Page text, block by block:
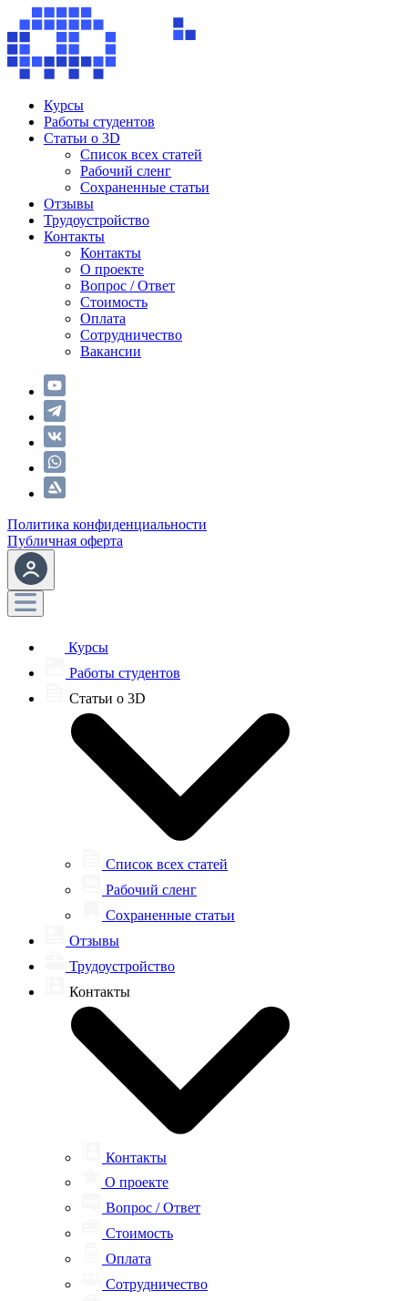
Курсы
Работы студентов
Статьи о 3D
Список всех статей
Рабочий сленг
Сохраненные статьи
Отзывы
Трудоустройство
Контакты
Контакты
О проекте
Вопрос / Ответ
Стоимость
Оплата
Сотрудничество
Вакансии
Политика конфиденциальности
Публичная оферта
Курсы
Работы студентов
Статьи о 3D
Список всех статей
Рабочий сленг
Сохраненные статьи
Отзывы
Трудоустройство
Контакты
Контакты
О проекте
Вопрос / Ответ
Стоимость
Оплата
Сотрудничество